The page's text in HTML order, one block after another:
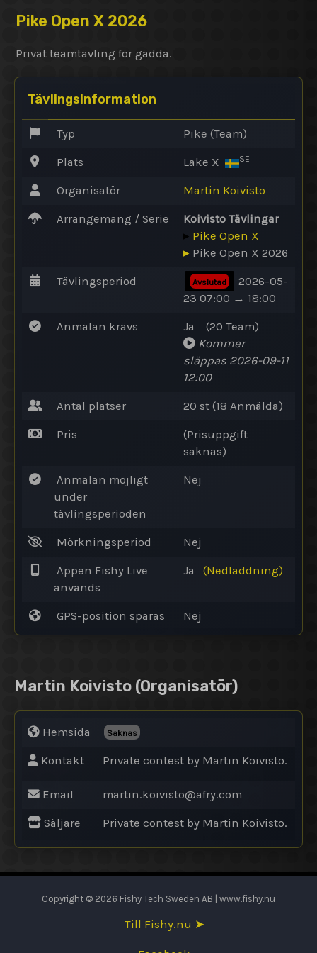
Pike Open X 2026
Privat teamtävling för gädda.
Tävlingsinformation
Typ Pike (Team)
Plats Lake X SE
Organisatör Martin Koivisto
Arrangemang / Serie
Koivisto Tävlingar
▸ Pike Open X
▸ Pike Open X 2026
Tävlingsperiod Avslutad
2026-05-
23 07:00 → 18:00
Anmälan krävs Ja (20 Team)
Kommer
släppas 2026-09-11
12:00
Antal platser 20 st (18 Anmälda)
Pris
(Prisuppgift
saknas)
Anmälan möjligt
under
tävlingsperioden
Nej
Mörkningsperiod Nej
Appen Fishy Live
används
Ja (Nedladdning)
GPS-position sparas Nej
Martin Koivisto (Organisatör)
Hemsida Saknas
Kontakt Private contest by Martin Koivisto.
Email martin.koivisto@afry.com
Säljare Private contest by Martin Koivisto.
Copyright © 2026 Fishy Tech Sweden AB | www.fishy.nu
Till Fishy.nu ➤